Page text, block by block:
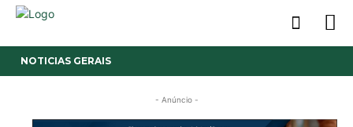
NOTICIAS GERAIS
- Anúncio -